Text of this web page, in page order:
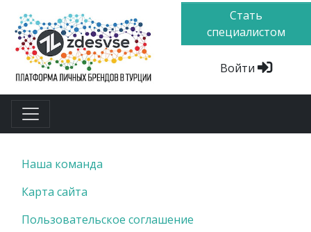
Стать
специалистом
Войти
Наша команда
Карта сайта
Пользовательское соглашение